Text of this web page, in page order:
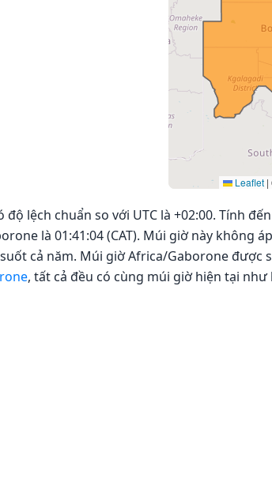
Leaflet |
lệch chuẩn so với UTC là +02:00. Tính
là 01:41:04 (CAT). Múi giờ này không
cả năm. Múi giờ Africa/Gaborone được
, tất cả đều có cùng múi giờ hiện tại như